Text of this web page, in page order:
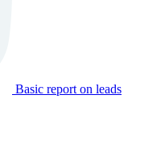
Basic report on leads